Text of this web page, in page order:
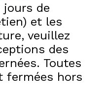
jours de
et les
veuillez
des
Toutes
fermées hors